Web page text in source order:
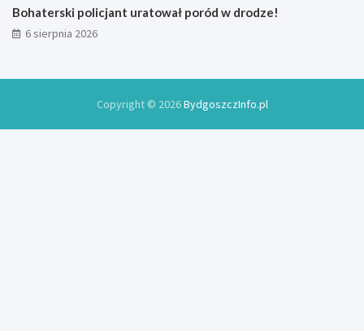
Bohaterski policjant uratował poród w drodze!
6 sierpnia 2026
Copyright © 2026BydgoszczInfo.pl